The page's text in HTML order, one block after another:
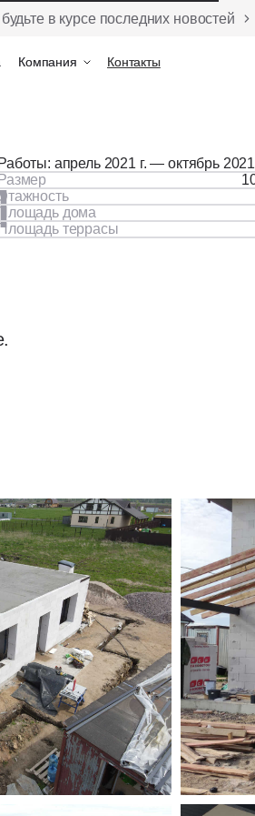
в курсе последних новостей
Компания
Компания Контакты
Контакты
Работы: апрель 2021 г. — октябрь 2021
Размер
Этажность
Площадь дома
Площадь террасы